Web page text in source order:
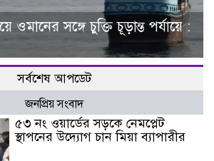
ওমানের সঙ্গে চুক্তি চূড়ান্ত পর্যায়ে :
সর্বশেষ আপডেট
জনপ্রিয় সংবাদ
৫৩ নং ওয়ার্ডের সড়কে নেমপ্লেট
স্থাপনের উদ্যোগ চান মিয়া ব্যাপারীর